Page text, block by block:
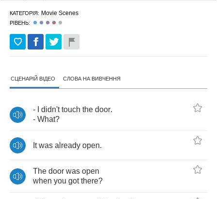
КАТЕГОРІЯ: Movie Scenes
РІВЕНЬ:
СЦЕНАРІЙ ВІДЕО СЛОВА НА ВИВЧЕННЯ
- didn't touch the door.
- What?
It was already open.
The door was open
when you got there?